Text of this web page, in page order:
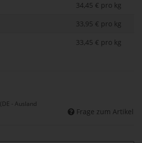
34,45 € pro kg
33,95 € pro kg
33,45 € pro kg
(DE - Ausland
Frage zum Artikel